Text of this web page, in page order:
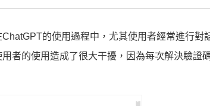
的使用過程中，尤其使用者經常進行對
者的使用造成了很大干擾，因為每次解決驗證